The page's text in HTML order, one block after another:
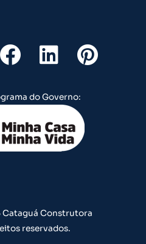
F
a
c
e
b
o
L
i
n
k
e
d
P
i
t
do Governo:
Construtora
reservados.